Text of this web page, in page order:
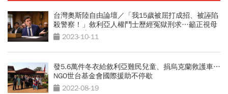
台灣奧斯陸自由論壇／「我15歲被屈打成招、被誣陷
殺警察！」敘利亞人權鬥士歷經冤獄刑求…籲正視母
國同胞處境
2023-10-11
發5.6萬件冬衣給敘利亞難民兒童、捐烏克蘭救護車…
NGO世台基金會國際援助不停歇
2022-08-19